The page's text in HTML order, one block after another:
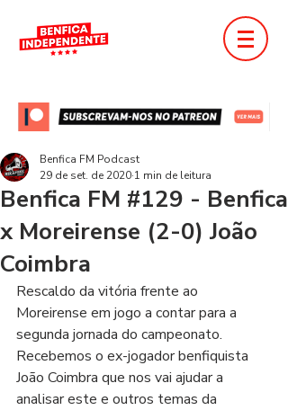
Benfica FM #129 - Benfica
x Moreirense (2-0) João
Coimbra
Benfica FM Podcast
29 de set. de 2020 1 min de leitura
Rescaldo da vitória frente ao
Moreirense em jogo a contar para a
segunda jornada do campeonato.
Recebemos o ex-jogador benfiquista
João Coimbra que nos vai ajudar a
analisar este e outros temas da